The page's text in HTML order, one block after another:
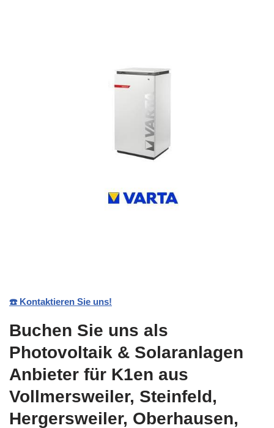
☎️ Kontaktieren Sie uns!
Buchen Sie uns als
Photovoltaik & Solaranlagen
Anbieter für K1en aus
Vollmersweiler, Steinfeld,
Hergersweiler, Oberhausen,